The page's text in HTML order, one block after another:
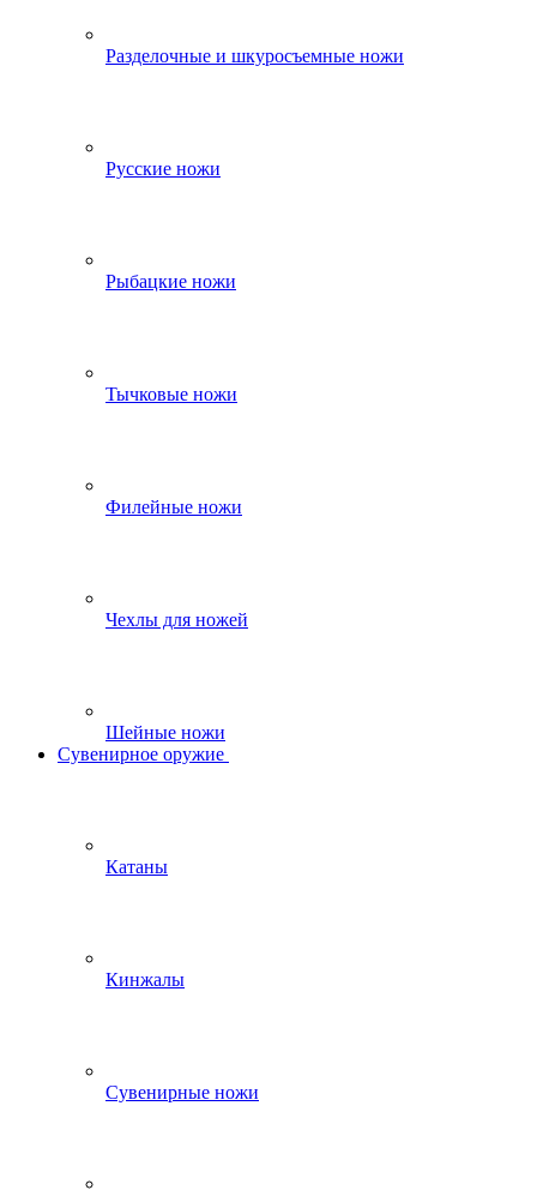
Разделочные и шкуросъемные ножи
Русские ножи
Рыбацкие ножи
Тычковые ножи
Филейные ножи
Чехлы для ножей
Шейные ножи
Сувенирное оружие
Катаны
Кинжалы
Сувенирные ножи